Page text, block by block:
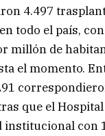
4.497
todo el país,
millón de
el momento.
que el
institucional con